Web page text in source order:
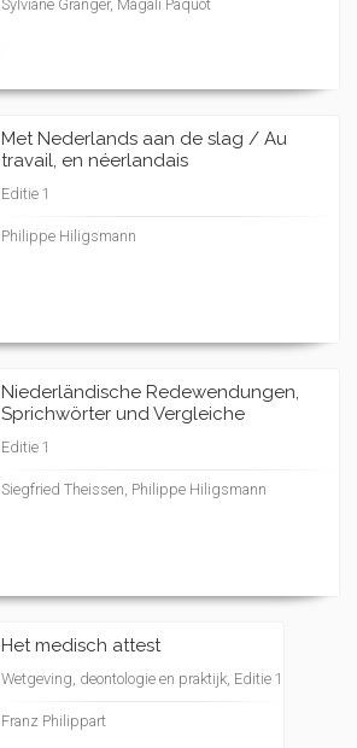
Sylviane Granger, Magali Paquot
Met Nederlands aan de slag / Au
travail, en néerlandais
Editie 1
Philippe Hiligsmann
Niederländische Redewendungen,
Sprichwörter und Vergleiche
Editie 1
Siegfried Theissen, Philippe Hiligsmann
Het medisch attest
Wetgeving, deontologie en praktijk, Editie 1
Franz Philippart